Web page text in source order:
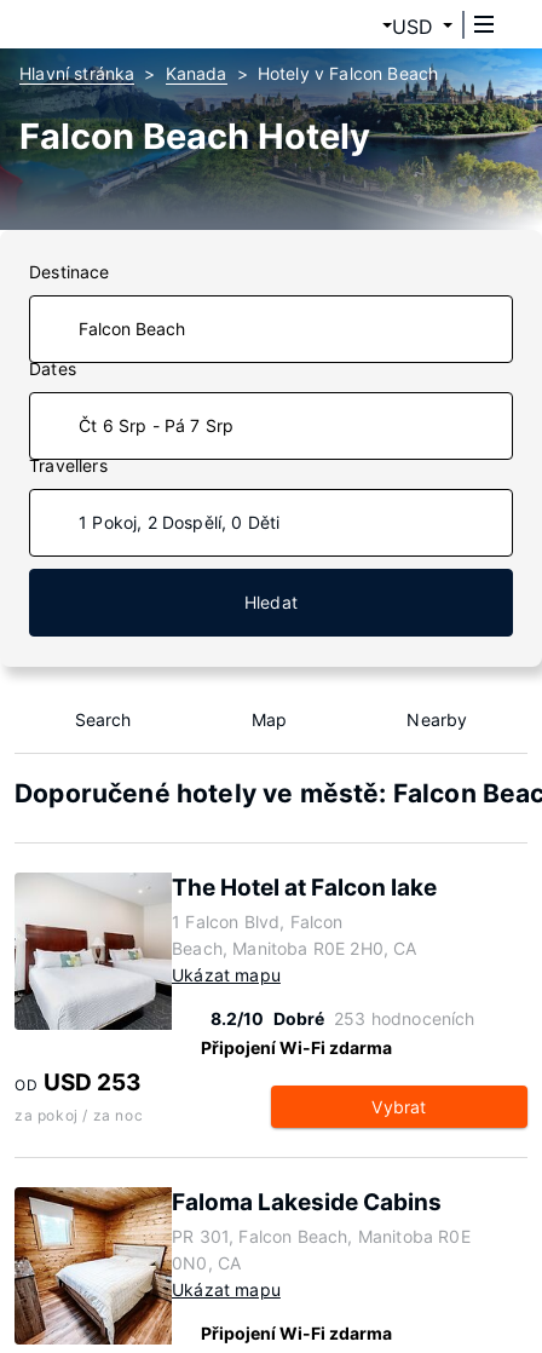
USD
Hlavní stránka Kanada Hotely v Falcon Beach
Falcon Beach Hotely
Destinace
Dates
Čt 6 Srp - Pá 7 Srp
Travellers
1 Pokoj, 2 Dospělí, 0 Děti
Hledat
Search Map Nearby
Doporučené hotely ve městě: Falcon
The Hotel at Falcon lake
1 Falcon Blvd, Falcon
Beach, Manitoba R0E 2H0, CA
Ukázat mapu
8.2/10 Dobré 253 hodnoceních
Připojení Wi-Fi zdarma
OD USD 253
za pokoj / za noc Vybrat
Faloma Lakeside Cabins
PR 301, Falcon Beach, Manitoba R0E
0N0, CA
Ukázat mapu
Připojení Wi-Fi zdarma